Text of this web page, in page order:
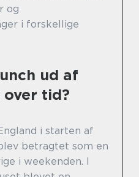
og
i forskellige
ud af
tid?
i starten af
betragtet som en
i weekenden. I